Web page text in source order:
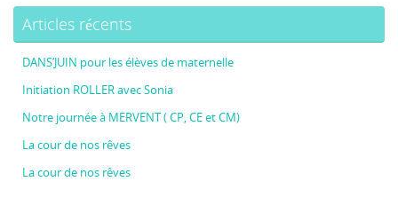
Articles récents
DANS’JUIN pour les élèves de maternelle
Initiation ROLLER avec Sonia
Notre journée à MERVENT ( CP, CE et CM)
La cour de nos rêves
La cour de nos rêves